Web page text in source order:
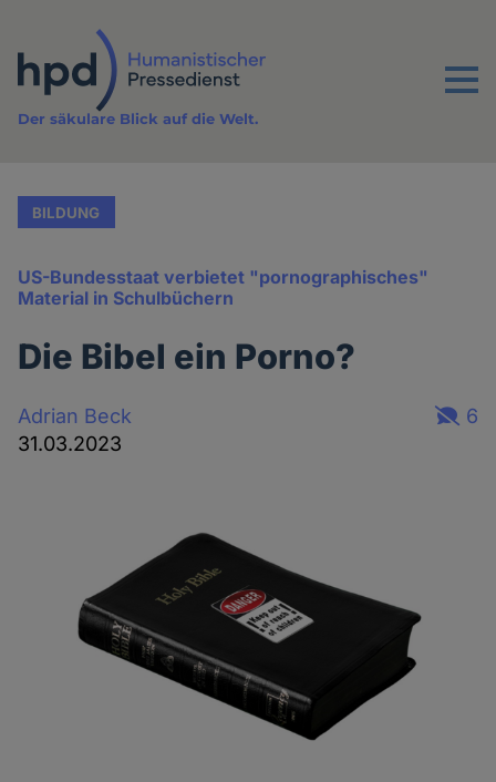
Inhalt
Menu
Der säkulare Blick auf die Welt.
BILDUNG
US-Bundesstaat verbietet "pornographisches"
Material in Schulbüchern
Die Bibel ein Porno?
Adrian Beck
31.03.2023
6